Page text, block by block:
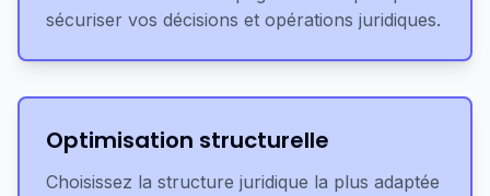
sécuriser vos décisions et opérations juridiques.
Optimisation structurelle
Choisissez la structure juridique la plus adaptée